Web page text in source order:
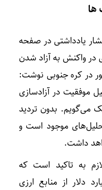
یادداشتی در صفحه
واکنش به آزاد شدن
در کره جنوبی نوشت:
موفقیت در آزادسازی
می‌گویم. بدون تردید
موجود است و
داشت.
به تاکید است که
نزدیک به ۷ میلیارد دلار از منابع ارزی